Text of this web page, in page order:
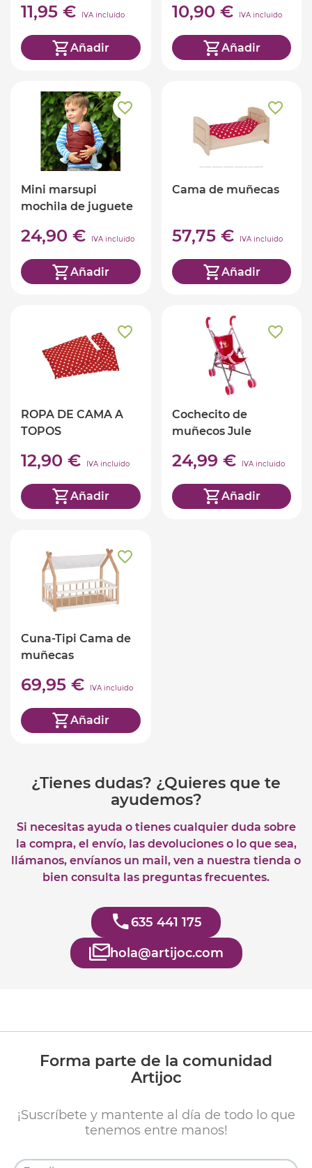
11,95 € IVA incluido
Añadir
10,90 € IVA incluido
Añadir
Mini marsupi
mochila de juguete
24,90 € IVA incluido
Añadir
Cama de muñecas
57,75 € IVA incluido
Añadir
ROPA DE CAMA A
TOPOS
12,90 € IVA incluido
Añadir
Cochecito de
muñecos Jule
24,99 € IVA incluido
Añadir
Cuna-Tipi Cama de
muñecas
69,95 € IVA incluido
Añadir
¿Tienes dudas? ¿Quieres que te
ayudemos?
Si necesitas ayuda o tienes cualquier duda sobre
la compra, el envío, las devoluciones o lo que sea,
llámanos, envíanos un mail, ven a nuestra tienda o
bien consulta las preguntas frecuentes.
635 441 175
hola@artijoc.com
Forma parte de la comunidad
Artijoc
¡Suscríbete y mantente al día de todo lo que
tenemos entre manos!